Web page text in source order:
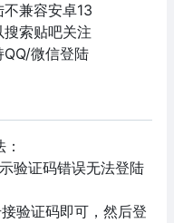
兼容安卓13
索贴吧关注
微信登陆
验证码错误无法登陆
验证码即可，然后登